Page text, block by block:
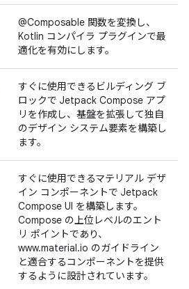
@Composable 関数を変換し、
Kotlin コンパイラ プラグインで最
適化を有効にします。
すぐに使用できるビルディング ブ
ロックで Jetpack Compose アプ
リを作成し、基盤を拡張して独自
のデザイン システム要素を構築し
ます。
すぐに使用できるマテリアル デザ
イン コンポーネントで Jetpack
Compose UI を構築します。
Compose の上位レベルのエント
リ ポイントであり、
www.material.io のガイドライン
と適合するコンポーネントを提供
するように設計されています。